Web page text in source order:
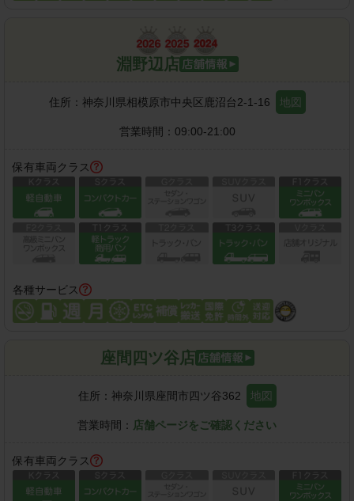
淵野辺店
住所： 神奈川県相模原市中央区鹿沼台2-1-16 地図
営業時間： 09:00-21:00
保有車両クラス
各種サービス
座間四ツ谷店
住所： 神奈川県座間市四ツ谷362 地図
営業時間： 店舗ページをご確認ください
保有車両クラス